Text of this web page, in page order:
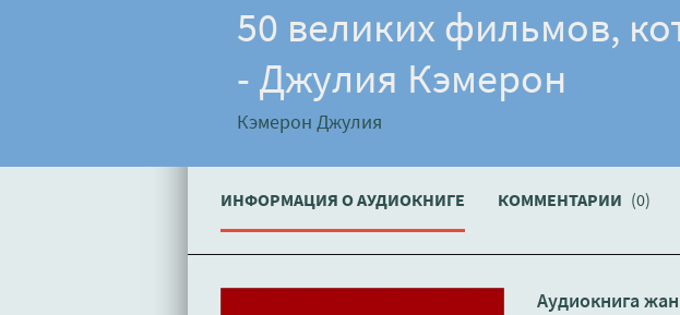
50 великих фильмов,
- Джулия Кэмерон
Кэмерон Джулия
ИНФОРМАЦИЯ О АУДИОКНИГЕ КОММЕНТАРИИ (0)
Аудиокнига